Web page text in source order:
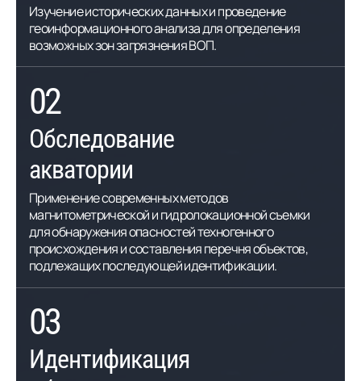
Изучение исторических данных и проведение
геоинформационного анализа для определения
возможных зон загрязнения ВОП.
02
Обследование
акватории
Применение современных методов
магнитометрической и гидролокационной съемки
для обнаружения опасностей техногенного
происхождения и составления перечня объектов,
подлежащих последующей идентификации.
03
Идентификация